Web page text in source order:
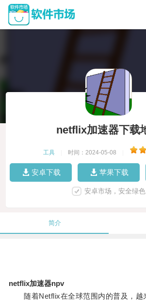
netflix加速器下载
工具 时间：2024-05-08
安卓下载 苹果下载
安卓市场，安全绿色
简介
netflix加速器npv
随着Netflix在全球范围内的普及，越